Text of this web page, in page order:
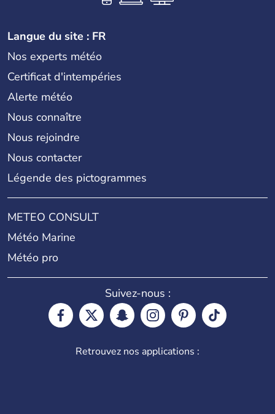
Langue du site : FR
Nos experts météo
Certificat d'intempéries
Alerte météo
Nous connaître
Nous rejoindre
Nous contacter
Légende des pictogrammes
METEO CONSULT
Météo Marine
Météo pro
Suivez-nous :
Retrouvez nos applications :